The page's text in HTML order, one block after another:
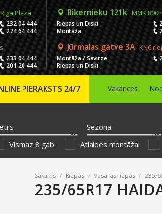
Plaza
232 04 444
274 64 444
Biķernieku 121k MMK
Riepas un Diski
Montāža
233 04 444
201 20 444
Jūrmalas gatve 3A KN6
Montāža / Savirze
Riepas un Diski
PIERAKSTS 24/7 Vakances
Sezona
Vismaz 8 gab. Atlaides montāžai
Sākums / Riepas / Vasaras riepas / 235/
235/65R17